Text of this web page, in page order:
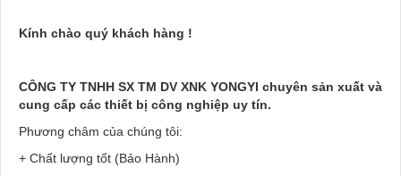
Kính chào quý khách hàng !
CÔNG TY TNHH SX TM DV XNK YONGYI chuyên sản xuất và
cung cấp các thiết bị công nghiệp uy tín.
Phương châm của chúng tôi:
+ Chất lượng tốt (Bảo Hành)